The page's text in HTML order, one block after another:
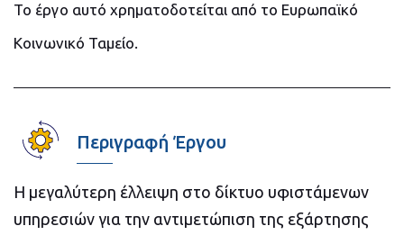
Το έργο αυτό χρηματοδοτείται από το Ευρωπαϊκό
Κοινωνικό Ταμείο.
Περιγραφή Έργου
Η μεγαλύτερη έλλειψη στο δίκτυο υφιστάμενων
υπηρεσιών για την αντιμετώπιση της εξάρτησης